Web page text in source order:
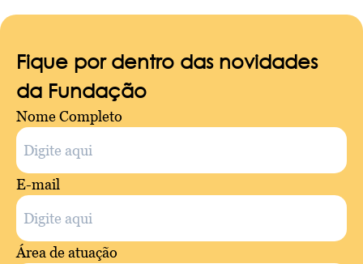
Fique por dentro das novidades
da Fundação
Nome Completo
E-mail
Área de atuação